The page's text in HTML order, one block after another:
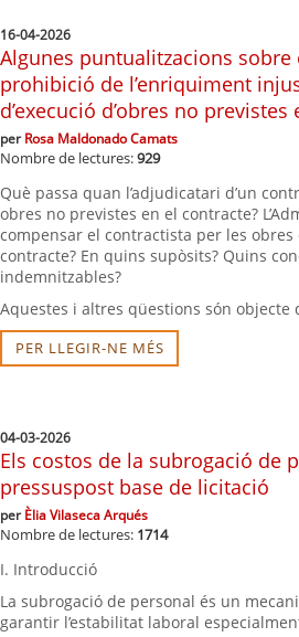
16-04-2026
Algunes puntualitzacions
prohibició de l’enriquiment
d’execució d’obres no
perRosa Maldonado Camats
Nombre de lectures:929
Què passa quan l’adjudicatari d’un
obres no previstes en el contracte?
compensar el contractista per les obres
contracte? En quins supòsits? Quins
indemnitzables?
Aquestes i altres qüestions són objecte
PER LLEGIR-NE MÉS
04-03-2026
Els costos de la subrogació de
pressuspost base de licitació
perÈlia Vilaseca Arqués
Nombre de lectures: 1714
I. Introducció
La subrogació de personal és un
garantir l’estabilitat laboral